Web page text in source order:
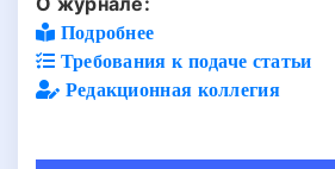
Подробнее
Требования к подаче статьи
Редакционная коллегия